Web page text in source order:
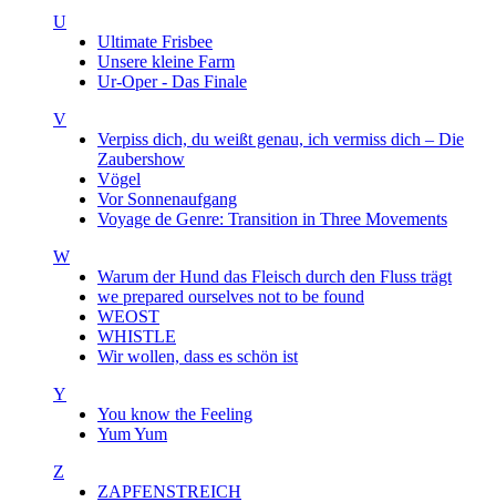
U
Ultimate Frisbee
Unsere kleine Farm
Ur-Oper - Das Finale
V
Verpiss dich, du weißt genau, ich vermiss dich – Die
Zaubershow
Vögel
Vor Sonnenaufgang
Voyage de Genre: Transition in Three Movements
W
Warum der Hund das Fleisch durch den Fluss trägt
we prepared ourselves not to be found
WEOST
WHISTLE
Wir wollen, dass es schön ist
Y
You know the Feeling
Yum Yum
Z
ZAPFENSTREICH